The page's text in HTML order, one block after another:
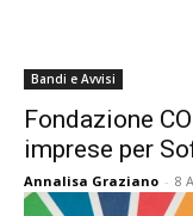
Bandi e Avvisi
Fondazione
imprese per
Annalisa Graziano - 8